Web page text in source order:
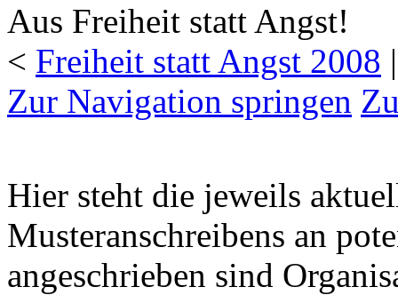
Aus Freiheit statt Angst!
< Freiheit statt Angst 2008
Zur Navigation springen
Hier steht die jeweils
Musteranschreibens an
angeschrieben sind